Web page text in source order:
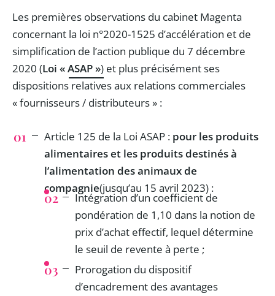
Les premières observations du cabinet Magenta
concernant la loi n°2020-1525 d’accélération et de
simplification de l’action publique du 7 décembre
2020 (Loi « ASAP ») et plus précisément ses
dispositions relatives aux relations commerciales
« fournisseurs / distributeurs » :
Article 125 de la Loi ASAP : pour les produits
alimentaires et les produits destinés à
l’alimentation des animaux de
compagnie(jusqu’au 15 avril 2023) :
Intégration d’un coefficient de
pondération de 1,10 dans la notion de
prix d’achat effectif, lequel détermine
le seuil de revente à perte ;
Prorogation du dispositif
d’encadrement des avantages